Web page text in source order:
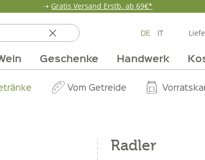
➝ Gratis Versand Erstb. ab 69€*
DE IT
Geschenke Handwerk
Wandern
Vom Getreide
Anlass Weinpakete Weine
Verpackungen
Team Unsere Märkte Pur Exclusive
Radler